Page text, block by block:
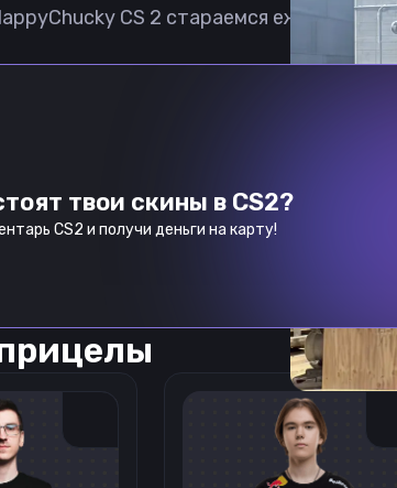
CS 2 стараемся
твои скины в CS2?
CS2 и получи деньги на карту!